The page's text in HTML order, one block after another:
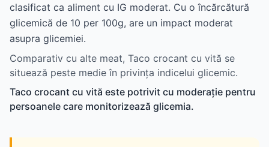
clasificat ca aliment cu IG moderat. Cu o încărcătură
glicemică de 10 per 100g, are un impact moderat
asupra glicemiei.
Comparativ cu alte meat, Taco crocant cu vită se
situează peste medie în privința indicelui glicemic.
Taco crocant cu vită este potrivit cu moderație pentru
persoanele care monitorizează glicemia.